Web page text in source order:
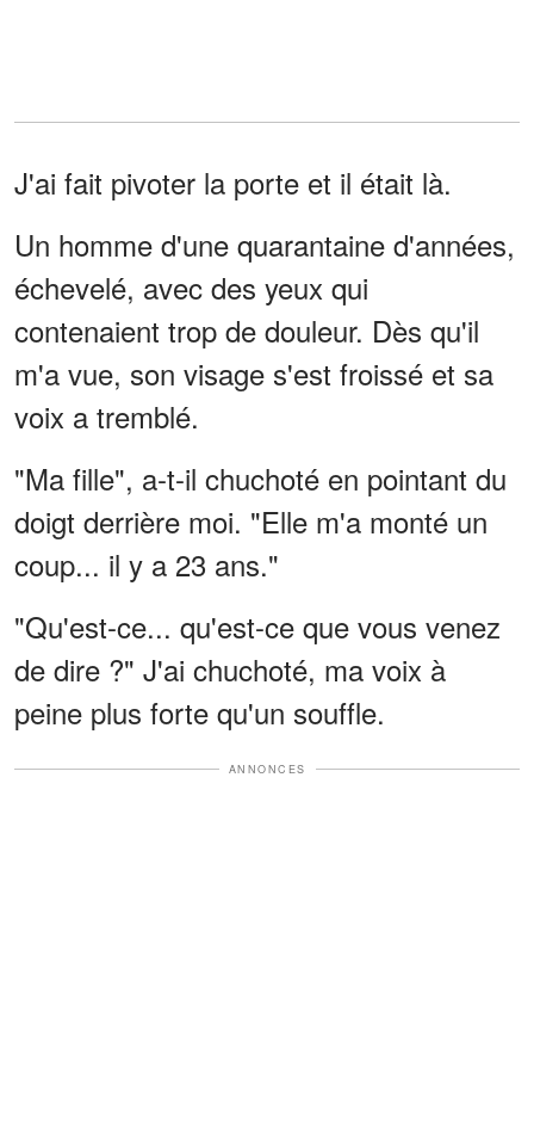
J'ai fait pivoter la porte et il était là.
Un homme d'une quarantaine d'années,
échevelé, avec des yeux qui
contenaient trop de douleur. Dès qu'il
m'a vue, son visage s'est froissé et sa
voix a tremblé.
"Ma fille", a-t-il chuchoté en pointant du
doigt derrière moi. "Elle m'a monté un
coup... il y a 23 ans."
"Qu'est-ce... qu'est-ce que vous venez
de dire ?" J'ai chuchoté, ma voix à
peine plus forte qu'un souffle.
ANNONCES